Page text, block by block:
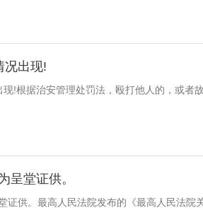
况出现!
据治安管理处罚法，殴打他人的，或者
呈堂证供。
供。最高人民法院发布的《最高人民法院